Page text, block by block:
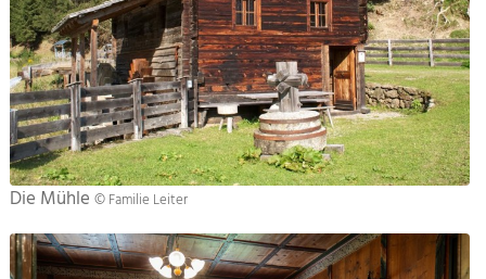
Die Mühle © Familie Leiter